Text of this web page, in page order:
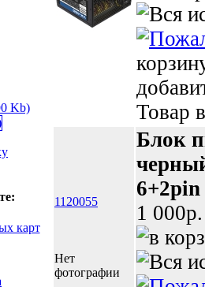
Товар
1120055
Нет
фотографии
Блок
1 000p.